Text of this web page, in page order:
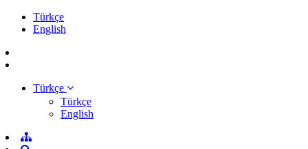
Türkçe
English
Türkçe
Türkçe
English